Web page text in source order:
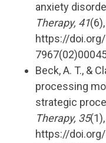
anxiety
Therapy, 41
https://
Beck, A. T., &
processing
strategic
Therapy, 35
https://